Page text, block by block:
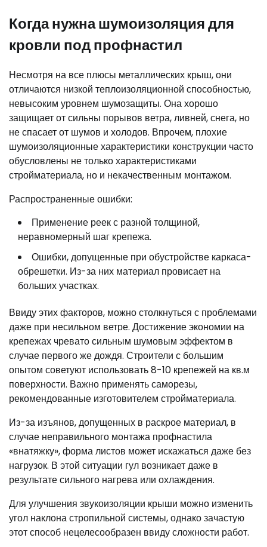
Когда нужна шумоизоляция для
кровли под профнастил
Несмотря на все плюсы металлических крыш, они
отличаются низкой теплоизоляционной способностью,
невысоким уровнем шумозащиты. Она хорошо
защищает от сильны порывов ветра, ливней, снега, но
не спасает от шумов и холодов. Впрочем, плохие
шумоизоляционные характеристики конструкции часто
обусловлены не только характеристиками
стройматериала, но и некачественным монтажом.
Распространенные ошибки:
Применение реек с разной толщиной,
неравномерный шаг крепежа.
Ошибки, допущенные при обустройстве каркаса-
обрешетки. Из-за них материал провисает на
больших участках.
Ввиду этих факторов, можно столкнуться с проблемами
даже при несильном ветре. Достижение экономии на
крепежах чревато сильным шумовым эффектом в
случае первого же дождя. Строители с большим
опытом советуют использовать 8-10 крепежей на кв.м
поверхности. Важно применять саморезы,
рекомендованные изготовителем стройматериала.
Из-за изъянов, допущенных в раскрое материал, в
случае неправильного монтажа профнастила
«внатяжку», форма листов может искажаться даже без
нагрузок. В этой ситуации гул возникает даже в
результате сильного нагрева или охлаждения.
Для улучшения звукоизоляции крыши можно изменить
угол наклона стропильной системы, однако зачастую
этот способ нецелесообразен ввиду сложности работ.